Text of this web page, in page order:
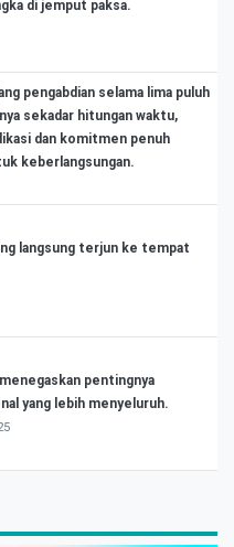
di jemput paksa.
pengabdian selama lima puluh
sekadar hitungan waktu,
dan komitmen penuh
keberlangsungan.
langsung terjun ke tempat
pentingnya
yang lebih menyeluruh.